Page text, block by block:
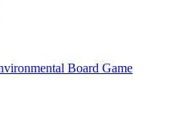
Board Game